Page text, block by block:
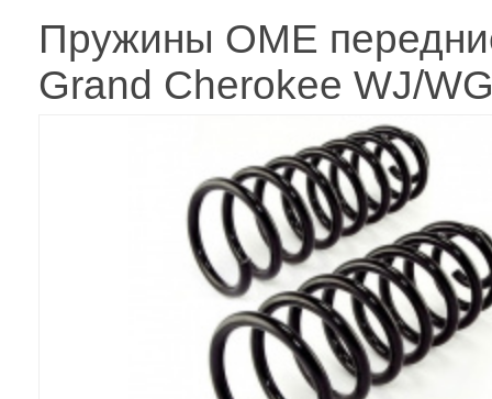
Пружины OME
Grand Cherokee WJ/